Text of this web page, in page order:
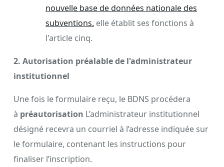
nouvelle base de données nationale des
subventions. elle établit ses fonctions à
l'article cinq.
2. Autorisation préalable de l'administrateur
institutionnel
Une fois le formulaire reçu, le BDNS procédera
à préautorisation L’administrateur institutionnel
désigné recevra un courriel à l’adresse indiquée sur
le formulaire, contenant les instructions pour
finaliser l’inscription.